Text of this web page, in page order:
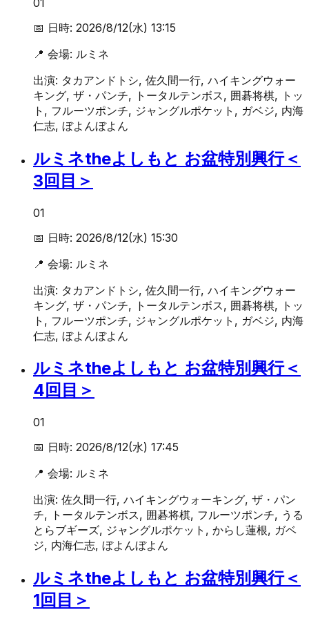
📅 日時: 2026/8/12(水) 13:15
📍 会場: ルミネ
出演: タカアンドトシ, 佐久間一行, ハイキングウォー
キング, ザ・パンチ, トータルテンボス, 囲碁将棋, トッ
ト, フルーツポンチ, ジャングルポケット, ガベジ, 内海
仁志, ぼよんぼよん
ルミネtheよしもと お盆特別興行＜
3回目＞
01
📅 日時: 2026/8/12(水) 15:30
📍 会場: ルミネ
出演: タカアンドトシ, 佐久間一行, ハイキングウォー
キング, ザ・パンチ, トータルテンボス, 囲碁将棋, トッ
ト, フルーツポンチ, ジャングルポケット, ガベジ, 内海
仁志, ぼよんぼよん
ルミネtheよしもと お盆特別興行＜
4回目＞
01
📅 日時: 2026/8/12(水) 17:45
📍 会場: ルミネ
出演: 佐久間一行, ハイキングウォーキング, ザ・パン
チ, トータルテンボス, 囲碁将棋, フルーツポンチ, うる
とらブギーズ, ジャングルポケット, からし蓮根, ガベ
ジ, 内海仁志, ぼよんぼよん
ルミネtheよしもと お盆特別興行＜
1回目＞